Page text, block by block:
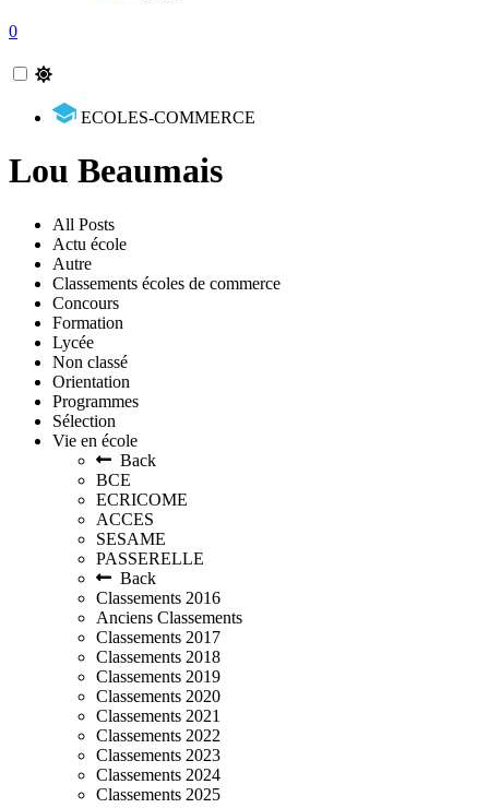
0
ECOLES-COMMERCE
Lou Beaumais
All Posts
Actu école
Autre
Classements écoles de commerce
Concours
Formation
Lycée
Non classé
Orientation
Programmes
Sélection
Vie en école
Back
BCE
ECRICOME
ACCES
SESAME
PASSERELLE
Back
Classements 2016
Anciens Classements
Classements 2017
Classements 2018
Classements 2019
Classements 2020
Classements 2021
Classements 2022
Classements 2023
Classements 2024
Classements 2025